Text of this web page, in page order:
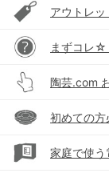
アウトレッ
まずコレ☆
陶芸.com
初めての
家庭で使